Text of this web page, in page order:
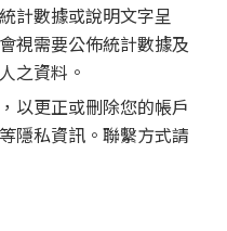
計數據或說明文字呈
視需要公佈統計數據及
之資料。
以更正或刪除您的帳戶
隱私資訊。聯繫方式請